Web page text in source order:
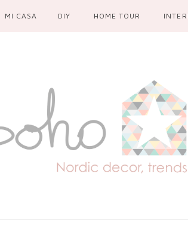
MI CASA DIY HOME TOUR